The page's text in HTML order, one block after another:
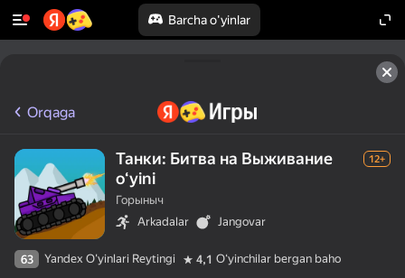
Barcha o'yinlar
Orqaga
Танки: Битва на Выживание
oʻyini
12+
Горыныч
Arkadalar
Jangovar
63 Yandex O'yinlari Reytingi 4,1 Oʻyinchilar bergan baho